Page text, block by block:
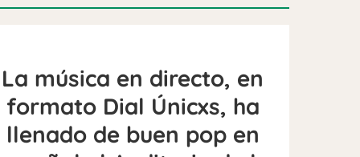
La música en directo, en
formato Dial Únicxs, ha
llenado de buen pop en